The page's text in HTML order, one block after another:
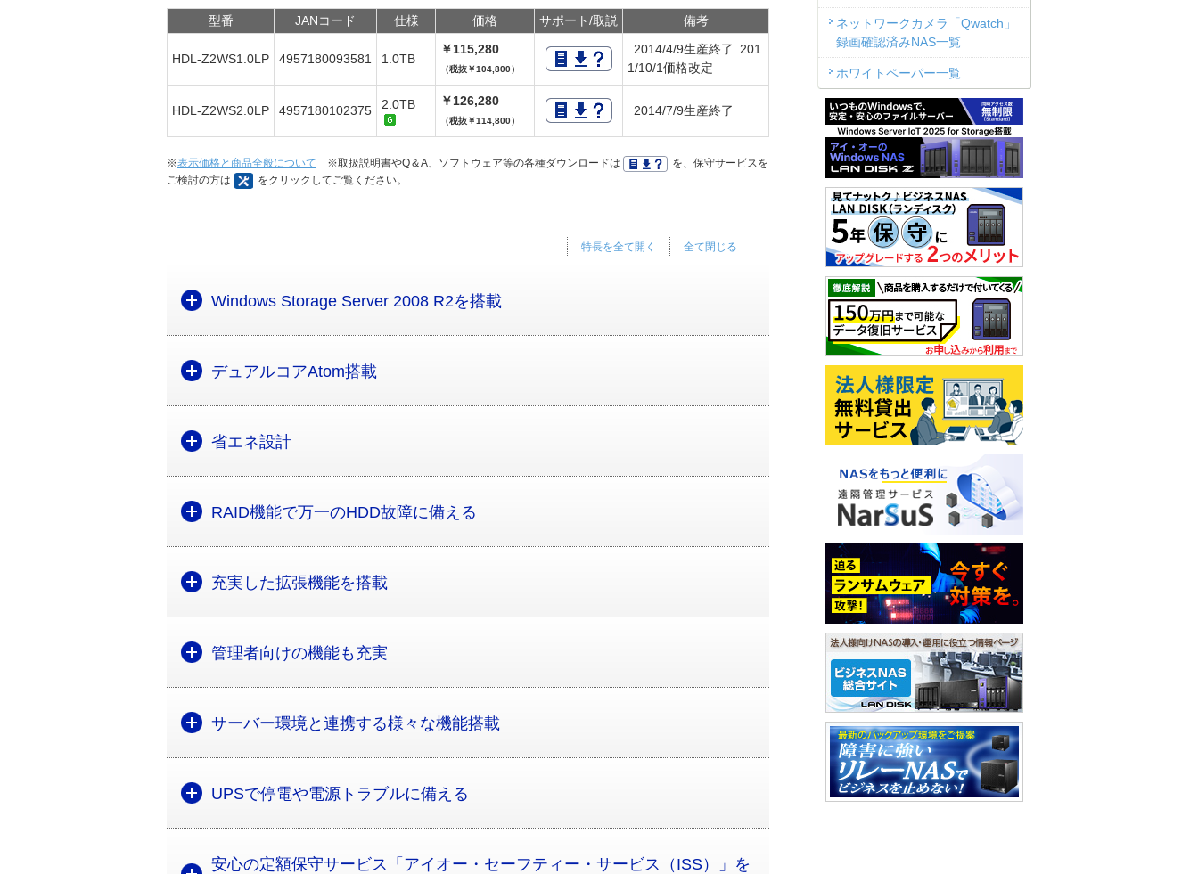
型番 JANコード 仕様 価格 サポート/取説 備考
HDL-Z2WS1.0LP 4957180093581 1.0TB
￥115,280
（税抜￥104,800）
2014/4/9生産終了 201
1/10/1価格改定
HDL-Z2WS2.0LP 4957180102375 2.0TB ￥126,280
（税抜￥114,800）
2014/7/9生産終了
※表示価格と商品全般について ※取扱説明書やQ＆A、ソフトウェア等の各種ダウンロードは
を、保守サービスを
ご検討の方は
をクリックしてご覧ください。
全て閉じる
特長を全て開く
Windows Storage Server 2008 R2を搭載
デュアルコアAtom搭載
省エネ設計
RAID機能で万一のHDD故障に備える
充実した拡張機能を搭載
管理者向けの機能も充実
サーバー環境と連携する様々な機能搭載
UPSで停電や電源トラブルに備える
安心の定額保守サービス「アイオー・セーフティー・サービス（ISS）」を
ネットワークカメラ「Qwatch」
録画確認済みNAS一覧
ホワイトペーパー一覧